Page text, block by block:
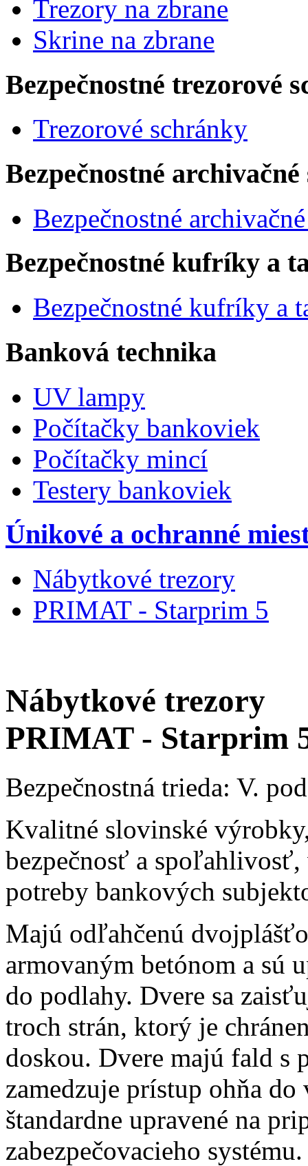
Trezory na zbrane
Skrine na zbrane
Bezpečnostné trezorové
Trezorové schránky
Bezpečnostné
Bezpečnostné
Bezpečnostné kufríky a
Bezpečnostné kufríky a
Banková technika
UV lampy
Počítačky bankoviek
Počítačky mincí
Testery bankoviek
Únikové a ochranné
Nábytkové trezory
PRIMAT - Starprim 5
Nábytkové trezory
PRIMAT - Starprim
Bezpečnostná trieda: V.
Kvalitné slovinské
bezpečnosť a
potreby bankových
Majú odľahčenú
armovaným betónom a sú
do podlahy. Dvere sa
troch strán, ktorý je
doskou. Dvere majú fald s
zamedzuje prístup ohňa
štandardne upravené na
zabezpečovacieho systému.